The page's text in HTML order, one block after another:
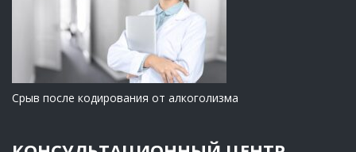
Срыв после кодирования от алкоголизма